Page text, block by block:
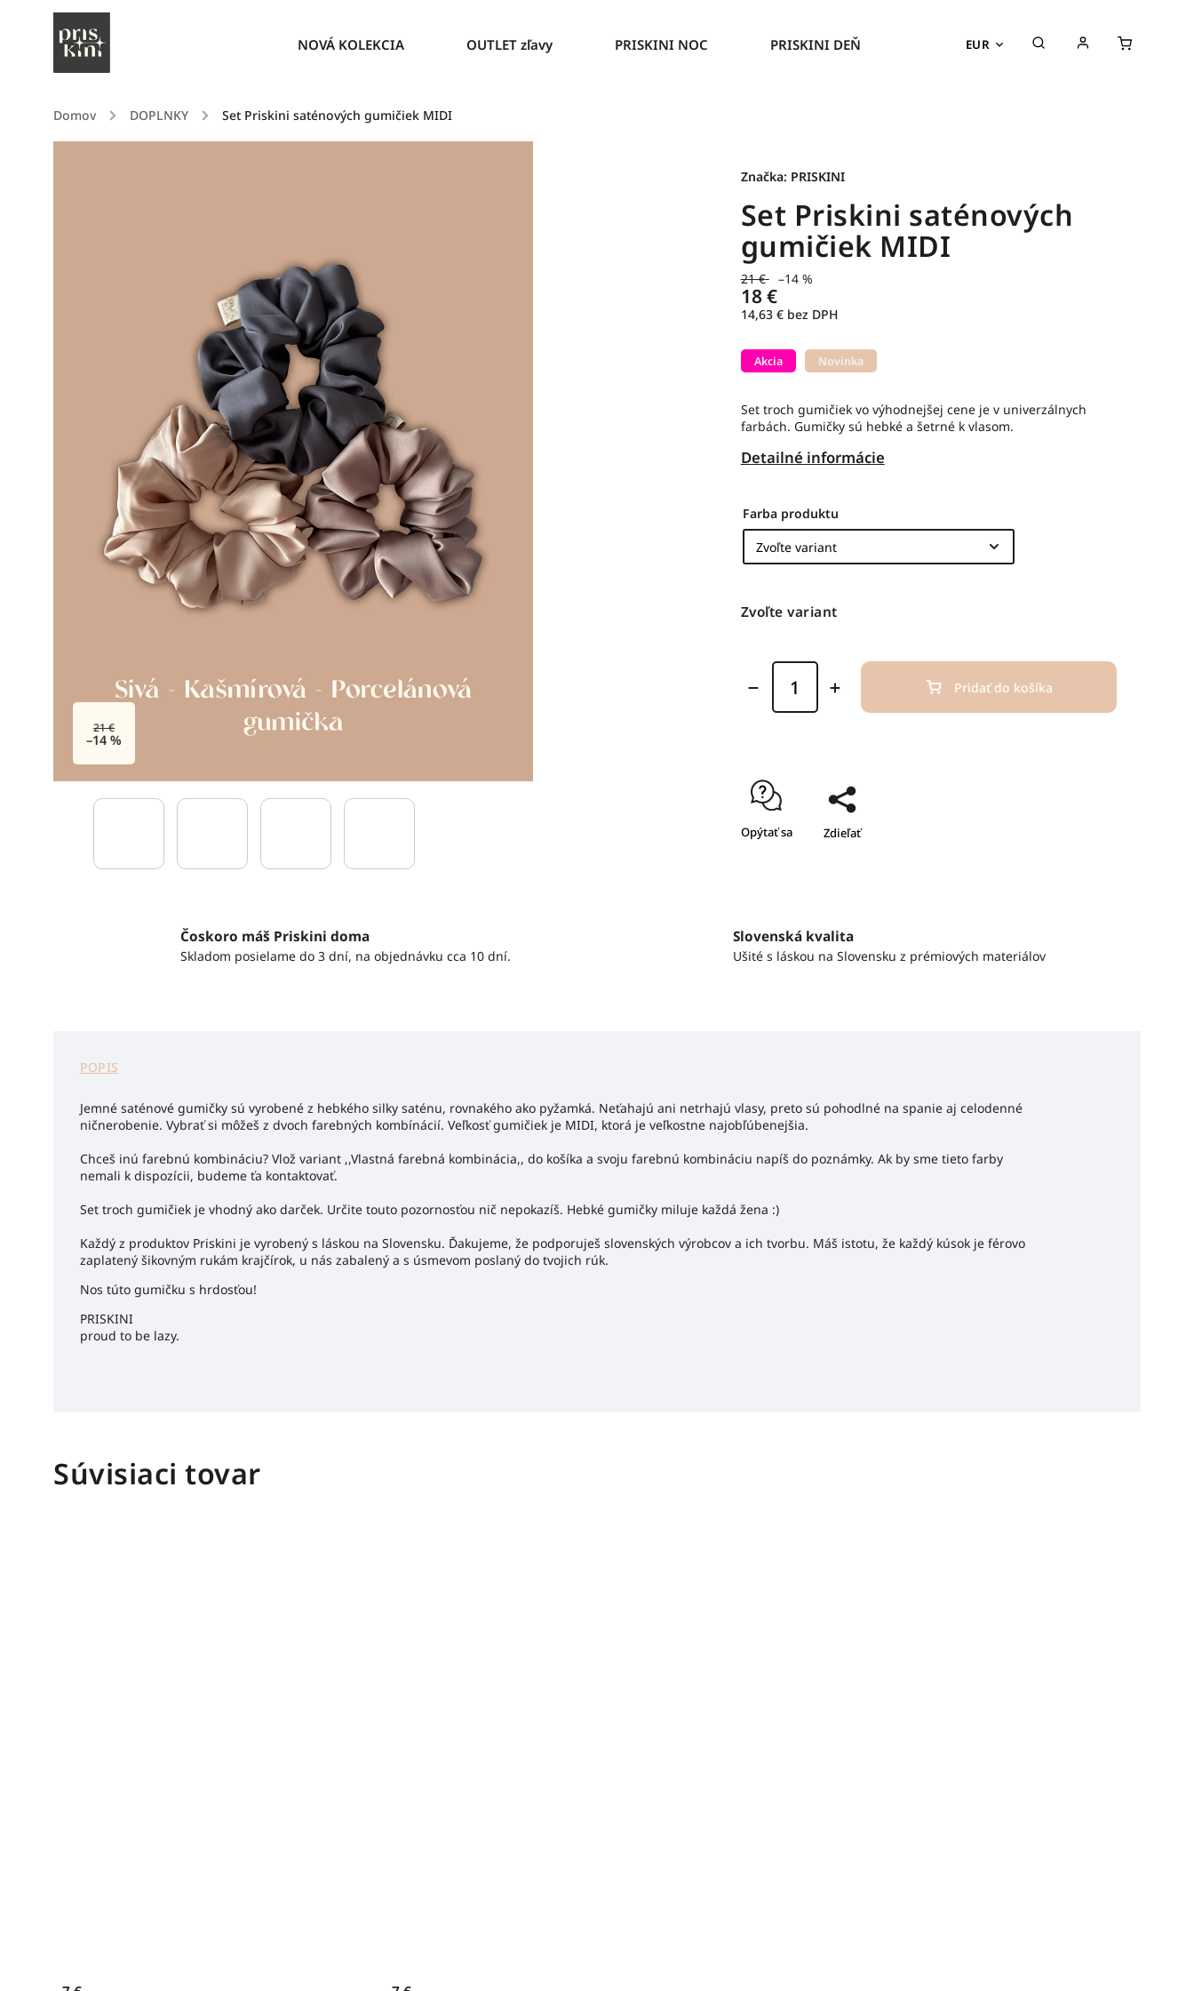
EUR
NOVÁ KOLEKCIA OUTLET zľavy PRISKINI NOC PRISKINI DEŇ PRODUKTY KOLEKCIE
Domov / DOPLNKY / Set Priskini saténových gumičiek MIDI
21 €
–14 %
Set Priskini saténových
gumičiek MIDI
21 € –14 %
18 €
14,63 € bez DPH
Akcia Novinka
Set troch gumičiek vo výhodnejšej cene je v univerzálnych
farbách. Gumičky sú hebké a šetrné k vlasom.
Detailné informácie
Značka: PRISKINI
Farba produktu
Zvoľte variant
Pridať do košíka
Opýtať sa Zdieľať
Čoskoro máš Priskini doma
Skladom posielame do 3 dní, na objednávku cca 10 dní.
Slovenská kvalita
Ušité s láskou na Slovensku z prémiových materiálov
POPIS
Jemné saténové gumičky sú vyrobené z hebkého silky saténu, rovnakého ako pyžamká. Neťahajú ani netrhajú vlasy, preto sú pohodlné na spanie aj celodenné
ničnerobenie. Vybrať si môžeš z dvoch farebných kombínácií. Veľkosť gumičiek je MIDI, ktorá je veľkostne najobľúbenejšia.
Chceš inú farebnú kombináciu? Vlož variant ,,Vlastná farebná kombinácia,, do košíka a svoju farebnú kombináciu napíš do poznámky. Ak by sme tieto farby
nemali k dispozícii, budeme ťa kontaktovať.
Set troch gumičiek je vhodný ako darček. Určite touto pozornosťou nič nepokazíš. Hebké gumičky miluje každá žena :)
Každý z produktov Priskini je vyrobený s láskou na Slovensku. Ďakujeme, že podporuješ slovenských výrobcov a ich tvorbu. Máš istotu, že každý kúsok je férovo
zaplatený šikovným rukám krajčírok, u nás zabalený a s úsmevom poslaný do tvojich rúk.
Nos túto gumičku s hrdosťou!
PRISKINI
proud to be lazy.
Súvisiaci tovar